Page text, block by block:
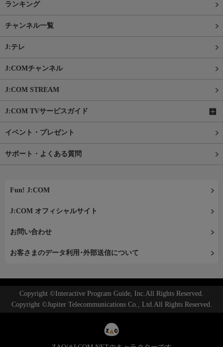
ランキング
チャンネル一覧
J:テレ
J:COMチャンネル
J:COM STREAM
J:COM TVサービスガイド
イベント・プレゼント
サポート・よくある質問
Fun! J:COM
J:COM オフィシャルサイト
お問い合わせ
お客さまのデータ利用･外部送信について
Copyright ©Interactive Program Guide, Inc.All Rights Reserved.
Copyright ©Jupiter Telecommunications Co., Ltd.All Rights Reserved.